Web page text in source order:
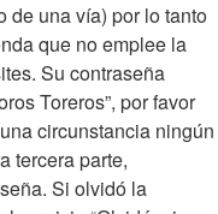
de una vía) por lo tanto
que no emplee la
Su contraseña
Toreros”, por favor
circunstancia ningún
tercera parte,
Si olvidó la